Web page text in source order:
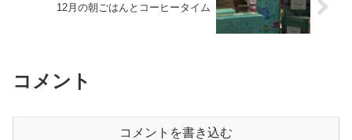
12月の朝ごはんとコーヒータイム
コメント
コメントを書き込む